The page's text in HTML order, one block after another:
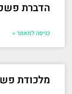
הדברת
כניסה למאמר »
מלכודת